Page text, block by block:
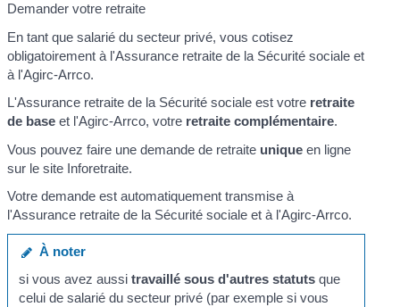
Demander votre retraite
En tant que salarié du secteur privé, vous cotisez
obligatoirement à l'Assurance retraite de la Sécurité sociale et
à l'Agirc-Arrco.
L'Assurance retraite de la Sécurité sociale est votre retraite
de base et l'Agirc-Arrco, votre retraite complémentaire.
Vous pouvez faire une demande de retraite unique en ligne
sur le site Inforetraite.
Votre demande est automatiquement transmise à
l'Assurance retraite de la Sécurité sociale et à l'Agirc-Arrco.
À noter
si vous avez aussi travaillé sous d'autres statutsque
celui de salarié du secteur privé (par exemple si vous